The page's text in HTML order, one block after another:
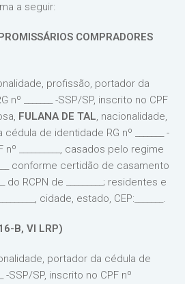
a seguir:
COMPRADORES
profissão, portador da
_______ -SSP/SP, inscrito no CPF
FULANA DE TAL, nacionalidade,
de identidade RG nº _______ -
__________, casados pelo regime
___ conforme certidão de casamento
do RCPN de _________; residentes e
cidade, estado, CEP:_______.
B, VI LRP)
portador da cédula de
-SSP/SP, inscrito no CPF nº